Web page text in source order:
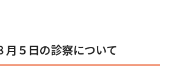
月５日の診察について